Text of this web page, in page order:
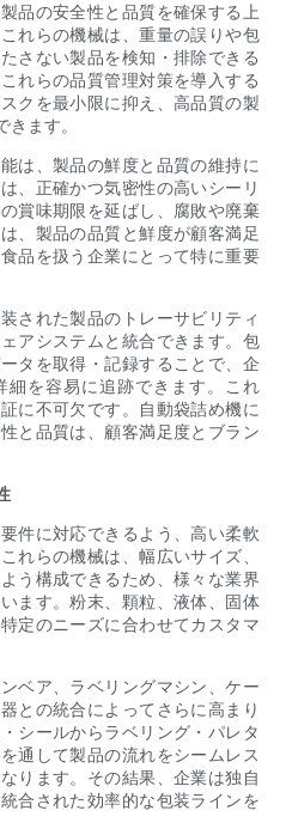
品の安全性と品質を確保する上
れらの機械は、重量の誤りや包
さない製品を検知・排除できる
れらの品質管理対策を導入する
クを最小限に抑え、高品質の製
ます。
は、製品の鮮度と品質の維持に
、正確かつ気密性の高いシーリ
賞味期限を延ばし、腐敗や廃棄
、製品の品質と鮮度が顧客満足
品を扱う企業にとって特に重要
された製品のトレーサビリティ
アシステムと統合できます。包
タを取得・記録することで、企
細を容易に追跡できます。これ
に不可欠です。自動袋詰め機に
と品質は、顧客満足度とブラン
件に対応できるよう、高い柔軟
れらの機械は、幅広いサイズ、
う構成できるため、様々な業界
ます。粉末、顆粒、液体、固体
定のニーズに合わせてカスタマ
ベア、ラベリングマシン、ケー
との統合によってさらに高まり
シールからラベリング・パレタ
通して製品の流れをシームレス
ります。その結果、企業は独自
合された効率的な包装ラインを